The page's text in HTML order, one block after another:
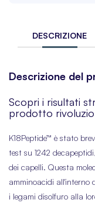
DESCRIZIONE
Descrizione del
Scopri i risultati
prodotto
K18Peptide™ è stato
test su 1242
dei capelli. Questa
amminoacidi all'interno
i legami disolfuro alla